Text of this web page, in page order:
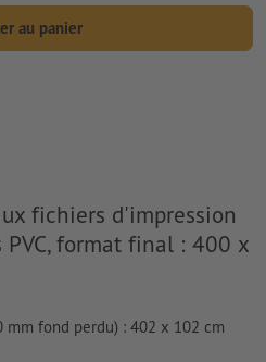
au panier
fichiers d'impression
PVC, format final : 400 x
mm fond perdu) : 402 x 102 cm